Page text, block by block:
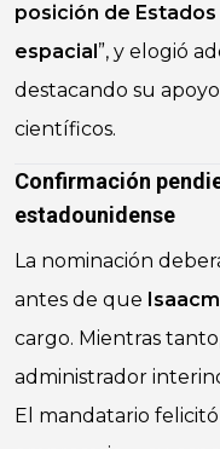
posición de
espacial”, y elogió
destacando su
científicos.
Confirmación
estadounidense
La nominación
antes de que
cargo. Mientras
administrador
El mandatario